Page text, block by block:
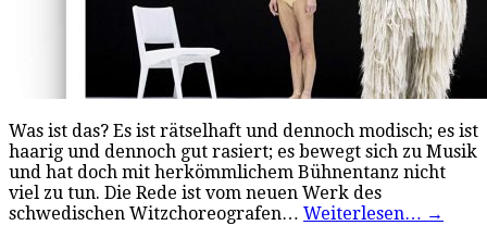
Was ist das? Es ist rätselhaft und dennoch modisch; es ist
haarig und dennoch gut rasiert; es bewegt sich zu Musik
und hat doch mit herkömmlichem Bühnentanz nicht
viel zu tun. Die Rede ist vom neuen Werk des
schwedischen Witzchoreografen… Weiterlesen… →